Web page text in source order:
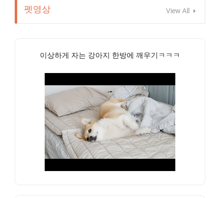
펫영상 View All
이상하게 자는 강아지 한방에 깨우기ㅋㅋㅋ